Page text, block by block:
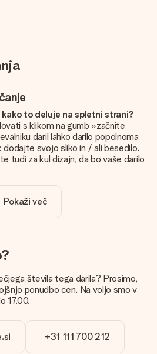
to deluje na spletni strani?
s klikom na gumb »začnite
daril lahko darilo popolnoma
svojo sliko in / ali besedilo.
tudi za kul dizajn, da bo vaše darilo
v ceno?
mestu, vključuje personalizacijo
z darilom popolnoma zadovoljni.
visokokakovostne
in priložite fotografijo skupaj
Nato lahko za vas preverijo
v naš urejevalnik. Je to preveč
oblike, ki bi jo radi uporabili?
Pokaži več
števila tega darila? Prosimo,
ponudbo cen. Na voljo smo v
17.00.
+31 111 700 212